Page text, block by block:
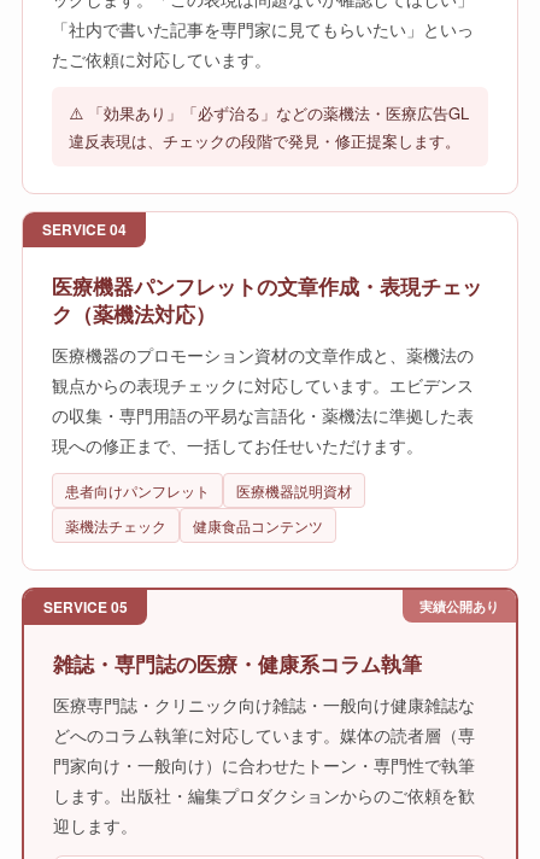
「社内で書いた記事を専門家に見てもらいたい」といっ
たご依頼に対応しています。
⚠️ 「効果あり」「必ず治る」などの薬機法・医療広告GL
違反表現は、チェックの段階で発見・修正提案します。
SERVICE 04
医療機器パンフレットの文章作成・表現チェッ
ク（薬機法対応）
医療機器のプロモーション資材の文章作成と、薬機法の
観点からの表現チェックに対応しています。エビデンス
の収集・専門用語の平易な言語化・薬機法に準拠した表
現への修正まで、一括してお任せいただけます。
患者向けパンフレット
医療機器説明資材
薬機法チェック
健康食品コンテンツ
SERVICE 05 実績公開あり
雑誌・専門誌の医療・健康系コラム執筆
医療専門誌・クリニック向け雑誌・一般向け健康雑誌な
どへのコラム執筆に対応しています。媒体の読者層（専
門家向け・一般向け）に合わせたトーン・専門性で執筆
します。出版社・編集プロダクションからのご依頼を歓
迎します。